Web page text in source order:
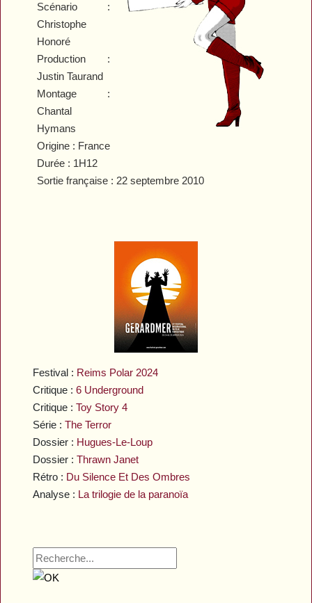
Festival : Reims Polar 2024
Critique :6 Underground
Critique :Toy Story 4
Série :The Terror
Dossier : Hugues-Le-Loup
Dossier :Thrawn Janet
Rétro : Du Silence Et Des Ombres
Analyse : La trilogie de la paranoïa
Scénario :
Christophe
Honoré
Production :
Justin Taurand
Montage :
Chantal
Hymans
Origine : France
Durée : 1H12
Sortie française : 22 septembre 2010